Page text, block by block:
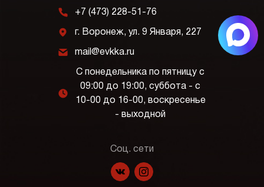
m +7 (473) 228-51-76
j г. Воронеж, ул. 9 Января, 227
k mail@evkka.ru
l
С понедельника по пятницу с
09:00 до 19:00, суббота - с
10-00 до 16-00, воскресенье
- выходной
Соц. сети
f p